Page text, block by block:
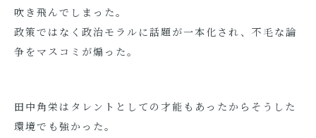
吹き飛んでしまった。
政策ではなく政治モラルに話題が一本化され、不毛な論
争をマスコミが煽った。
田中角栄はタレントとしての才能もあったからそうした
環境でも強かった。